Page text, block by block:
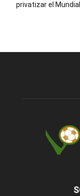
privatizar el Mundial